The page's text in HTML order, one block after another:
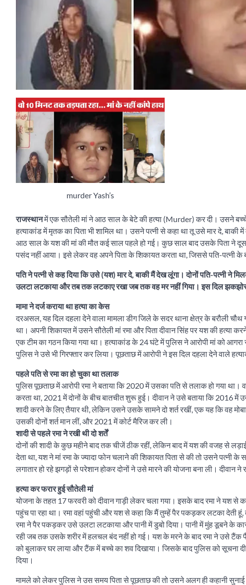
murder Yash’s
राजस्थानमें एक सौतेली मां ने आठ साल के बेटे की हत्या (Murder) कर दी। उसने
हत्याकांड में मृतक का पिता भी शामिल था। उसने पत्नी से कहा था तू उसे मार दे, बाकी
आठ साल के यश की मां की मौत कई साल पहले हो गई। कुछ साल बाद उसके पिता ने
पसंद नहीं आया। इसे लेकर वह अपने पिता के शिकायत करता था, जिससे पति-पत्नी
पति ने पत्नी से कह दिया कि उसे (यश) मार दे, बाकी मैं देख लूंगा। दोनों पति-पत्नी ने
उलटा लटकाया और तब तक लटकाए रखा जब तक वह मर नहीं गिया। इस दिल झकझोर
मामा ने दर्ज कराया था हत्या का केस
दरअसल, यह दिल दहला देने वाला मामला डीग जिले के सदर थाना क्षेत्र के बरौली
था। अपनी शिकायत में उसने सौतेली मां रमा और पिता दीवान सिंह पर यश की हत्या
एक टीम का गठन किया गया था। हत्याकांड के 24 घंटे में पुलिस ने आरोपी मां को
पुलिस ने उसे भी गिरफ्तार कर लिया। पूछताछ में आरोपी ने इस दिल दहला देने वाले
पहले पति से रमा का हो चुका था तलाक
पुलिस पूछताछ में आरोपी रमा ने बताया कि 2020 में उसका पति से तलाक हो गया था।
करता था, 2021 में दोनों के बीच बातचीत शुरू हुई। दीवान ने उसे बताया कि 2016 में
शादी करने के लिए तैयार थी, लेकिन उसने उसके सामने दो शर्त रखीं, एक यह कि वह
उसकी दोनों शर्त मान लीं, और 2021 में कोर्ट मैरिज कर ली।
शादी से पहले रमा ने रखी थी दो शर्तें
दोनों की शादी के कुछ महीने बाद तक चीजें ठीक रहीं, लेकिन बाद में यश की वजह से
देता था, यश ने मां रमा के ज्यादा फोन चलाने की शिकायत पिता से की तो उसने पत्नी
लगातार हो रहे झगड़ों से परेशान होकर दोनों ने उसे मारने की योजना बना ली। दीवान
हत्या कर फरार हुई सौतेली मां
योजना के तहत 17 फरवरी को दीवान गाड़ी लेकर चला गया। इसके बाद रमा ने यश
पहुंच पा रहा था। रमा वहां पहुंची और यश से कहा कि मैं तुम्हें पैर पकड़कर लटका देती हूं,
रमा ने पैर पकड़कर उसे उलटा लटकाया और पानी में डुबो दिया। पानी में मुंह डूबने के
रही जब तक उसके शरीर में हलचल बंद नहीं हो गई। यश के मरने के बाद रमा ने उसे टैंक
को बुलाकर घर लाया और टैंक में बच्चे का शव दिखाया। जिसके बाद पुलिस को सूचना
दिया।
मामले को लेकर पुलिस ने उस समय पिता से पूछताछ की तो उसने अलग ही कहानी सुनाई